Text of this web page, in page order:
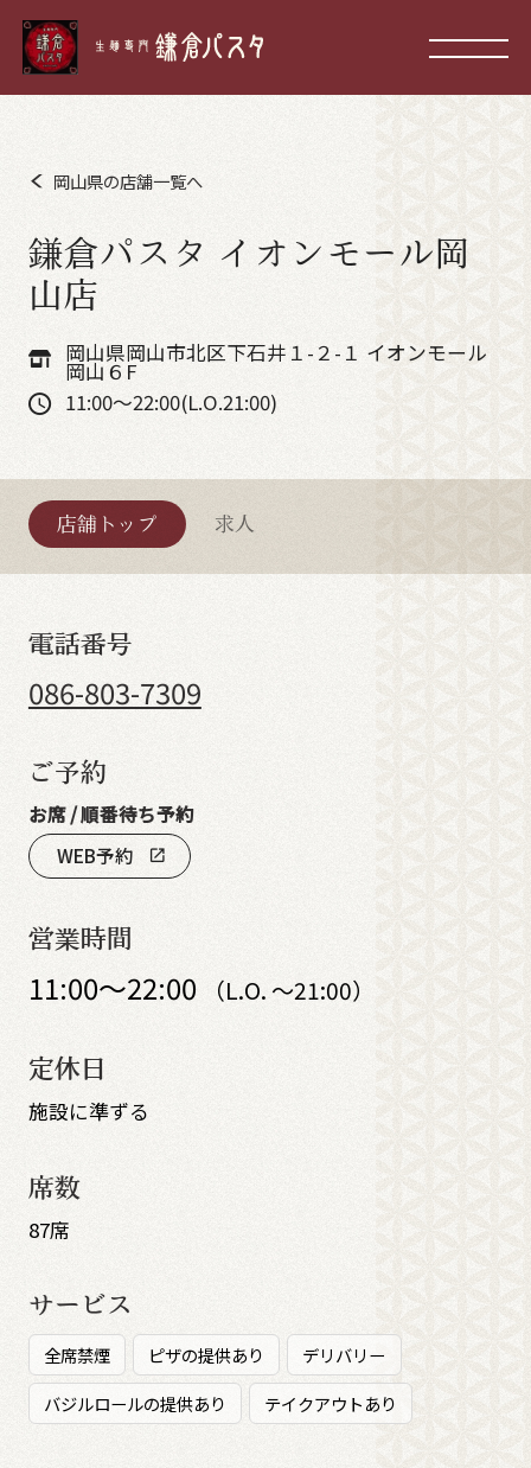
岡山県の店舗一覧へ
鎌倉パスタ イオンモール岡
山店
岡山県岡山市北区下石井１-２-１ イオンモール
岡山６F
11:00～22:00(L.O.21:00)
店舗トップ 求人
電話番号
086-803-7309
ご予約
お席 / 順番待ち予約
WEB予約
open_in_new
営業時間
11:00～22:00 （L.O. ～21:00）
定休日
施設に準ずる
席数
87席
サービス
全席禁煙 ピザの提供あり
デリバリー
バジルロールの提供あり
テイクアウトあり